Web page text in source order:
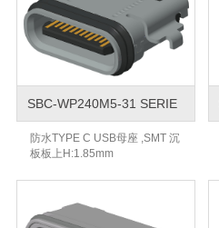
SBC-WP240M5-31 SERIE
防水TYPE C USB母座 ,SMT 沉
板板上H:1.85mm